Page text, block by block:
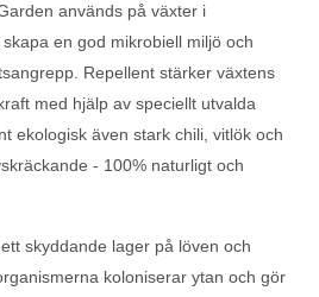
används på växter i
en god mikrobiell miljö och
Repellent stärker växtens
med hjälp av speciellt utvalda
ekologisk även stark chili, vitlök och
- 100% naturligt och
skyddande lager på löven och
koloniserar ytan och gör